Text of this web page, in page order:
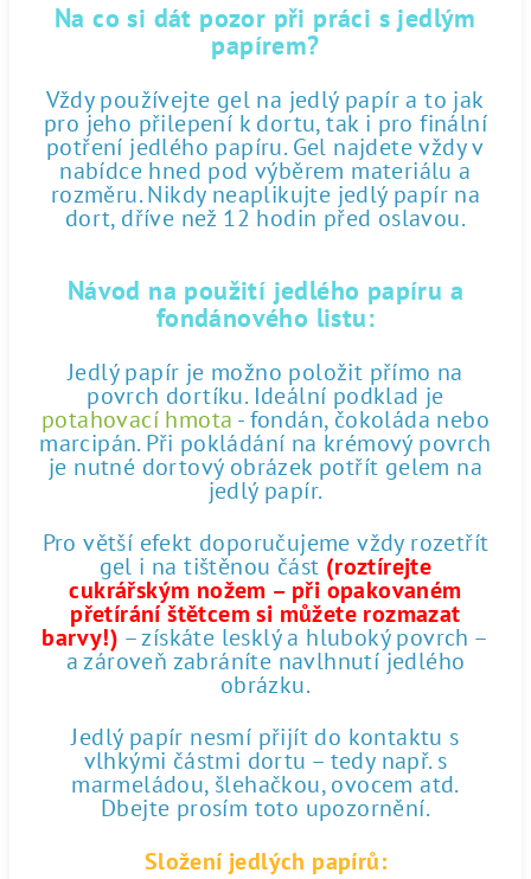
Na co si dát pozor při práci s jedlým
papírem?
Vždy používejte gel na jedlý papír a to jak
pro jeho přilepení k dortu, tak i pro finální
potření jedlého papíru. Gel najdete vždy v
nabídce hned pod výběrem materiálu a
rozměru. Nikdy neaplikujte jedlý papír na
dort, dříve než 12 hodin před oslavou.
Návod na použití jedlého papíru a
fondánového listu:
Jedlý papír je možno položit přímo na
povrch dortíku. Ideální podklad je
potahovací hmota - fondán, čokoláda nebo
marcipán. Při pokládání na krémový povrch
je nutné dortový obrázek potřít gelem na
jedlý papír.
Pro větší efekt doporučujeme vždy rozetřít
gel i na tištěnou část (roztírejte
cukrářským nožem – při opakovaném
přetírání štětcem si můžete rozmazat
barvy!) – získáte lesklý a hluboký povrch –
a zároveň zabráníte navlhnutí jedlého
obrázku.
Jedlý papír nesmí přijít do kontaktu s
vlhkými částmi dortu – tedy např. s
marmeládou, šlehačkou, ovocem atd.
Dbejte prosím toto upozornění.
Složení jedlých papírů: